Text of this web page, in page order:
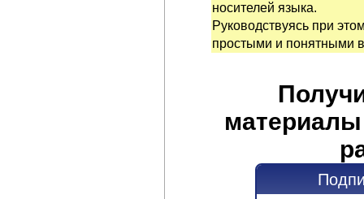
носителей языка.
Руководствуясь при
простыми и понятными